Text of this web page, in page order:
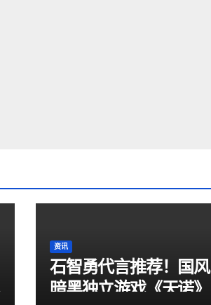
资讯
石智勇代言推荐！国风
暗黑独立游戏《天诺》